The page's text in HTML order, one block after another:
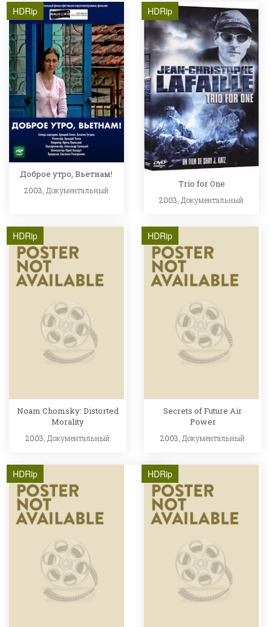
HDRip
Доброе утро, Вьетнам!
2003, Документальный
HDRip
Trio for One
2003,Документальный
HDRip
Noam Chomsky: Distorted
Morality
2003, Документальный
HDRip
Secrets of Future Air
Power
2003, Документальный
HDRip HDRip